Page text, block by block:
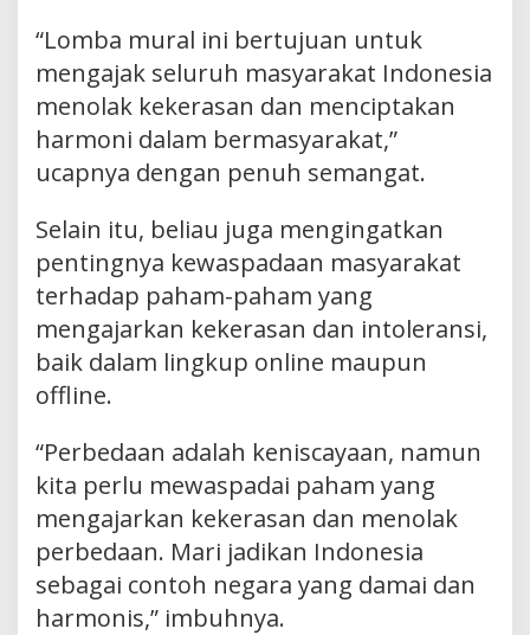
“Lomba mural ini bertujuan untuk
mengajak seluruh masyarakat Indonesia
menolak kekerasan dan menciptakan
harmoni dalam bermasyarakat,”
ucapnya dengan penuh semangat.
Selain itu, beliau juga mengingatkan
pentingnya kewaspadaan masyarakat
terhadap paham-paham yang
mengajarkan kekerasan dan intoleransi,
baik dalam lingkup online maupun
offline.
“Perbedaan adalah keniscayaan, namun
kita perlu mewaspadai paham yang
mengajarkan kekerasan dan menolak
perbedaan. Mari jadikan Indonesia
sebagai contoh negara yang damai dan
harmonis,” imbuhnya.